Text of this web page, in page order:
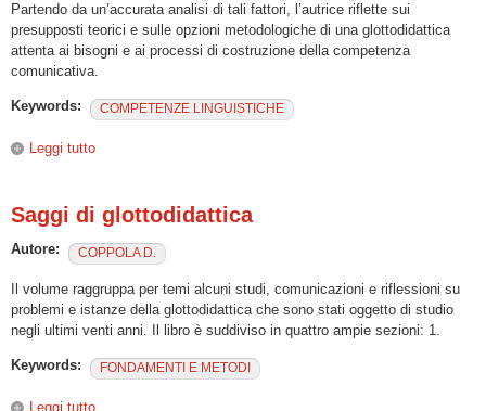
Partendo da un’accurata analisi di tali fattori, l’autrice riflette sui
presupposti teorici e sulle opzioni metodologiche di una glottodidattica
attenta ai bisogni e ai processi di costruzione della competenza
comunicativa.
Keywords: COMPETENZE LINGUISTICHE
Leggi tutto
Saggi di glottodidattica
Autore: COPPOLA D.
Il volume raggruppa per temi alcuni studi, comunicazioni e riflessioni su
problemi e istanze della glottodidattica che sono stati oggetto di studio
negli ultimi venti anni. Il libro è suddiviso in quattro ampie sezioni: 1.
Keywords: FONDAMENTI E METODI
Leggi tutto